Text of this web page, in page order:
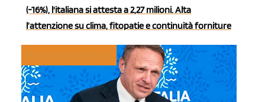
(-16%), l'italiana si attesta a 2,27 milioni. Alta
l’attenzione su clima, fitopatie e continuità forniture